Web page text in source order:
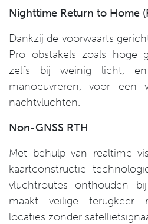
Nighttime Return to Home
Dankzij de voorwaarts
Pro obstakels zoals hoge
zelfs bij weinig licht,
manoeuvreren, voor een
nachtvluchten.
Non-GNSS RTH
Met behulp van realtime
kaartconstructie
vluchtroutes onthouden
maakt veilige terugkeer
locaties zonder